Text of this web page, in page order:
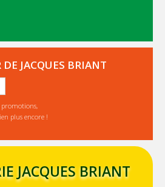
JACQUES BRIANT
promotions,
plus encore !
JACQUES BRIANT